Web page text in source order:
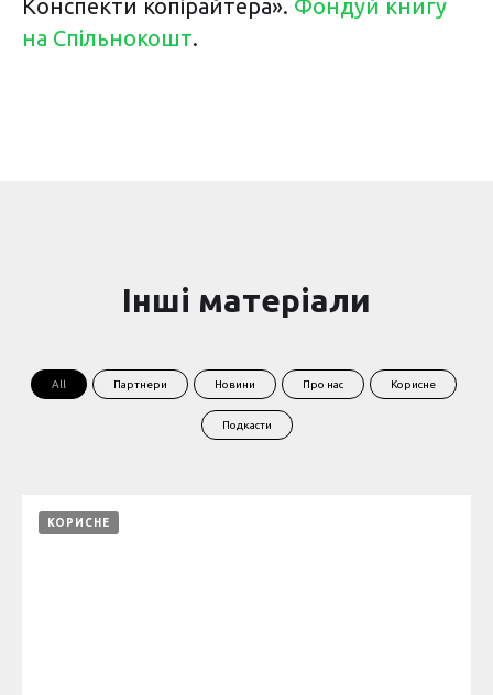
Конспекти копірайтера». Фондуй книгу
на Спільнокошт.
Інші матеріали
All Партнери Новини Про нас Корисне
Подкасти
КОРИСНЕ